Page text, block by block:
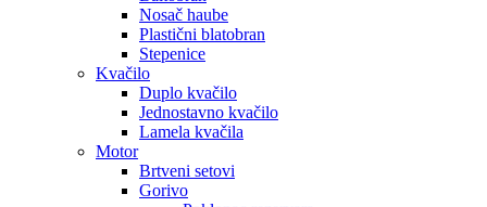
Nosač haube
Plastični blatobran
Stepenice
Kvačilo
Duplo kvačilo
Jednostavno kvačilo
Lamela kvačila
Motor
Brtveni setovi
Gorivo